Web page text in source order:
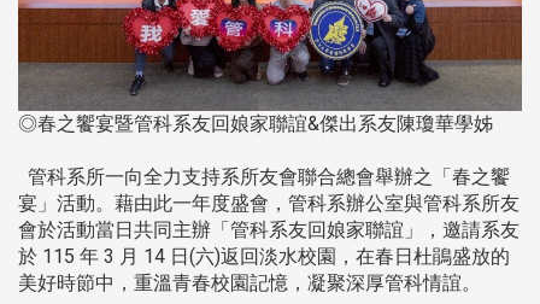
◎春之饗宴暨管科系友回娘家聯誼&傑出系友陳瓊華學姊
管科系所一向全力支持系所友會聯合總會舉辦之「春之饗
宴」活動。藉由此一年度盛會，管科系辦公室與管科系所友
會於活動當日共同主辦「管科系友回娘家聯誼」，邀請系友
於 115 年 3 月 14 日(六)返回淡水校園，在春日杜鵑盛放的
美好時節中，重溫青春校園記憶，凝聚深厚管科情誼。